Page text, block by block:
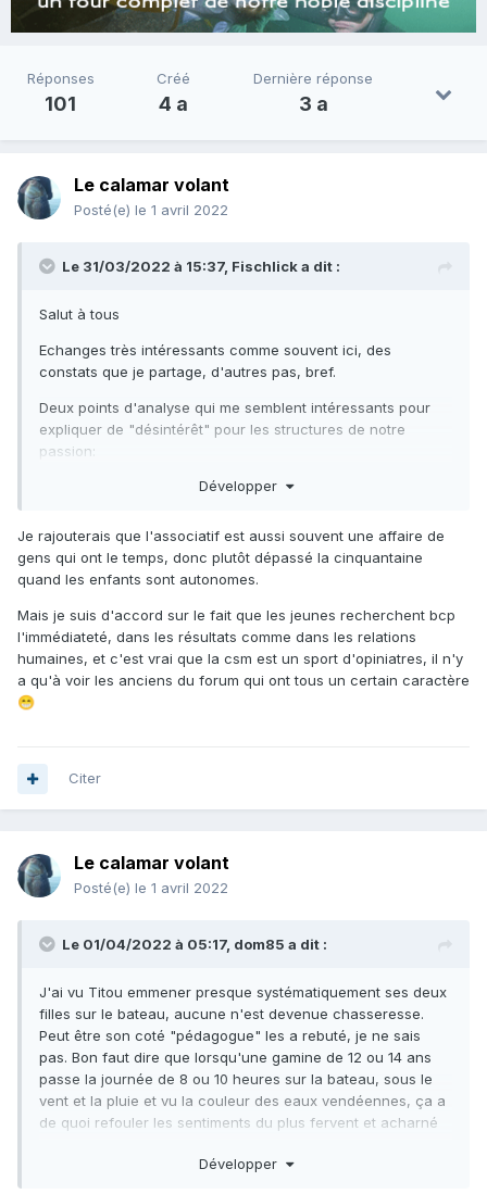
Réponses
101
Créé
4 a
Dernière réponse
3 a
Le calamar volant
Posté(e) le 1 avril 2022
Le 31/03/2022 à 15:37, Fischlicka dit :
Salut à tous
Echanges très intéressants comme souvent ici, des
constats que je partage, d'autres pas, bref.
Deux points d'analyse qui me semblent intéressants pour
expliquer de "désintérêt" pour les structures de notre
passion:
- la chasse a ça de particulier que rencontrer et former des
gâteau. En vélo la route sera toujours là, au foot difficile de
jouer tout seul, mais en chasse la concurrence réduit le
terrain de jeu.
- je trouve, personnellement, que c'est un sport
particulièrement difficile et ingrat. Pour vraiment s'amuser, il
faut y passer du temps, de l'argent, des sess de merde et
s'accrocher (un club aide pas mal du coup........), alors peut-
Maintenant, j'aime croire que la chasse sous marine n'est
années. Il faut une fédération active et structurée, et que
tous les chasseurs tirent dans le même sens. J'ai
FNPSA) : toujours de bonnes rencontres, des gens motivés,
du coup l'inscription dans un club), même pour une somme
modique, aiderait pas mal.
A plouuuf
Développer
Je rajouterais que l'associatif est aussi souvent une affaire de
gens qui ont le temps, donc plutôt dépassé la cinquantaine
quand les enfants sont autonomes.
Mais je suis d'accord sur le fait que les jeunes recherchent bcp
l'immédiateté, dans les résultats comme dans les relations
humaines, et c'est vrai que la csm est un sport d'opiniatres, il n'y
a qu'à voir les anciens du forum qui ont tous un certain caractère
😁
Citer
Le calamar volant
Posté(e) le 1 avril 2022
Le 01/04/2022 à 05:17, dom85 a dit :
J'ai vu Titou emmener presque systématiquement ses deux
filles sur le bateau, aucune n'est devenue chasseresse.
Peut être son coté "pédagogue" les a rebuté, je ne sais
pas. Bon faut dire que lorsqu'une gamine de 12 ou 14 ans
passe la journée de 8 ou 10 heures sur la bateau, sous le
vent et la pluie et vu la couleur des eaux vendéennes, ça a
de quoi refouler les sentiments du plus fervent et acharné
Développer